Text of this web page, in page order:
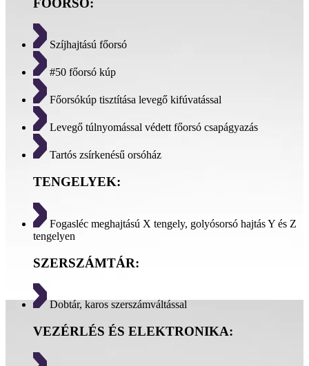
Szíjhajtású főorsó
#50 főorsó kúp
Főorsókúp tisztítása levegő kifúvatással
Levegő túlnyomással védett főorsó csapágyazás
Tartós zsírkenésű orsóház
TENGELYEK:
Fogasléc meghajtású X tengely, golyósorsó hajtás Y és Z
tengelyen
SZERSZÁMTÁR:
Dobtár, karos szerszámváltással
VEZÉRLÉS ÉS ELEKTRONIKA: